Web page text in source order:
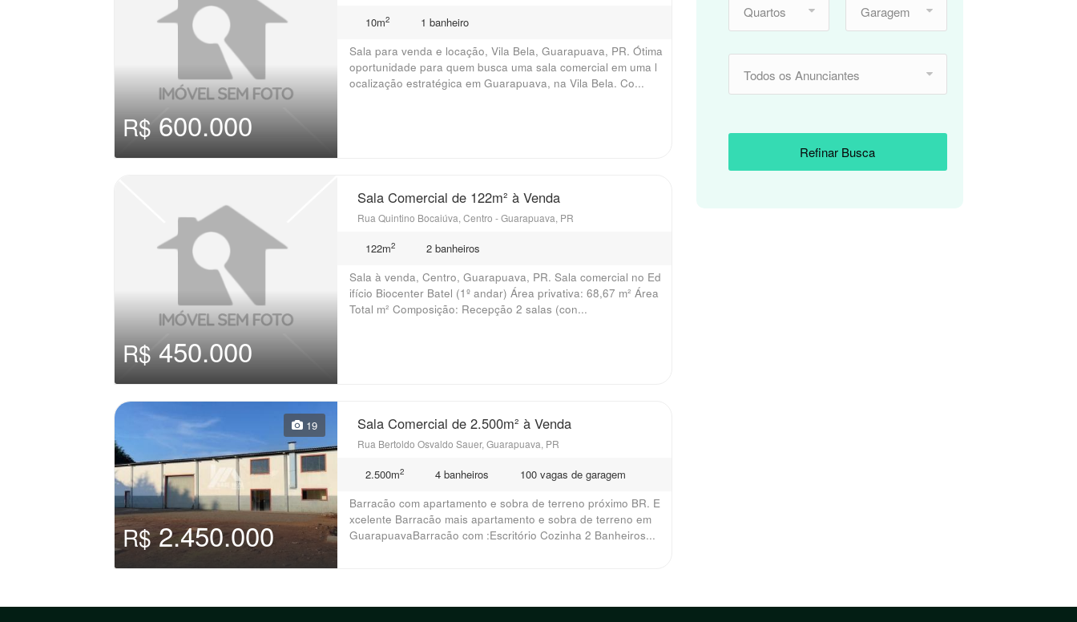
R$600.000
10m2
1 banheiro
Sala para venda e locação, Vila Bela, Guarapuava, PR. Ótima
oportunidade para quem busca uma sala comercial em uma l
ocalização estratégica em Guarapuava, na Vila Bela. Co...
R$450.000
Sala Comercial de 122m² à Venda
Rua Quintino Bocaiúva, Centro - Guarapuava, PR
122m2
2 banheiros
Sala à venda, Centro, Guarapuava, PR. Sala comercial no Ed
ifício Biocenter Batel (1º andar) Área privativa: 68,67 m² Área
Total m² Composição: Recepção 2 salas (con...
19
R$2.450.000
Sala Comercial de 2.500m² à Venda
Rua Bertoldo Osvaldo Sauer, Guarapuava, PR
2.500m2 4 banheiros
100 vagas de garagem
Barracão com apartamento e sobra de terreno próximo BR. E
xcelente Barracão mais apartamento e sobra de terreno em
GuarapuavaBarracão com :Escritório Cozinha 2 Banheiros...
Quartos Garagem
Todos os Anunciantes
Refinar Busca